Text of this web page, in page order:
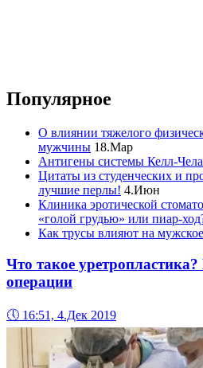
Популярное
О влиянии тяжелого
мужчины 18.Мар
Антигены системы Келл-
Цитаты из студенческих и
лучшие перлы! 4.Июн
Клиника эротической
«голой грудью» или пиар-
Как трусы влияют на
Что такое
операции
🕔 16:51, 4.Дек 2019